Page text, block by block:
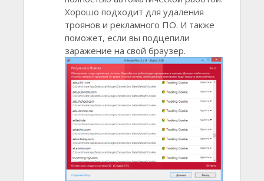
Хорошо подходит для удаления
троянов и рекламного ПО. И также
поможет, если вы подцепили
заражение на свой браузер.